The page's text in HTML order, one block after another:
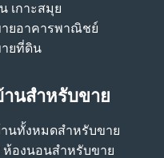
เกาะสมุย
ยอาคารพาณิชย์
ยที่ดิน
นสําหรับขาย
นทั้งหมดสําหรับขาย
ห้องนอนสําหรับขาย